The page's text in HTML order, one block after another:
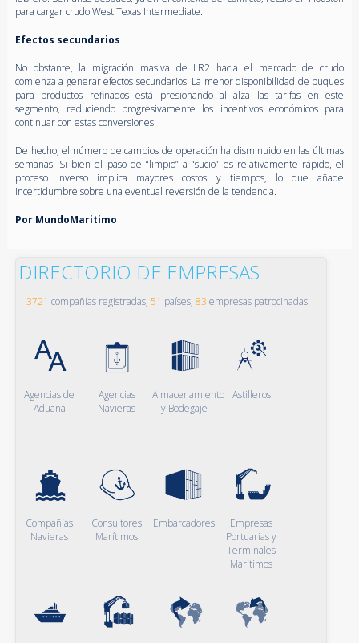
para cargar crudo West Texas Intermediate.
Efectos secundarios
No obstante, la migración masiva de LR2 hacia el mercado de crudo
comienza a generar efectos secundarios. La menor disponibilidad de buques
para productos refinados está presionando al alza las tarifas en este
segmento, reduciendo progresivamente los incentivos económicos para
continuar con estas conversiones.
De hecho, el número de cambios de operación ha disminuido en las últimas
semanas. Si bien el paso de “limpio” a “sucio” es relativamente rápido, el
proceso inverso implica mayores costos y tiempos, lo que añade
incertidumbre sobre una eventual reversión de la tendencia.
Por MundoMaritimo
DIRECTORIO DE EMPRESAS
3721 compañías registradas, 51 países, 83 empresas patrocinadas
Agencias de
Aduana
Agencias
Navieras
Almacenamiento
y Bodegaje
Astilleros
Compañías
Navieras
Consultores
Marítimos
Embarcadores
Empresas
Portuarias y
Terminales
Marítimos